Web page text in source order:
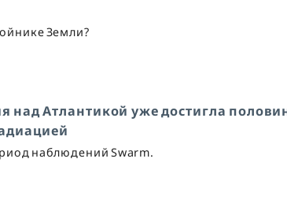
Земли?
над Атлантикой уже достигла
наблюдений Swarm.